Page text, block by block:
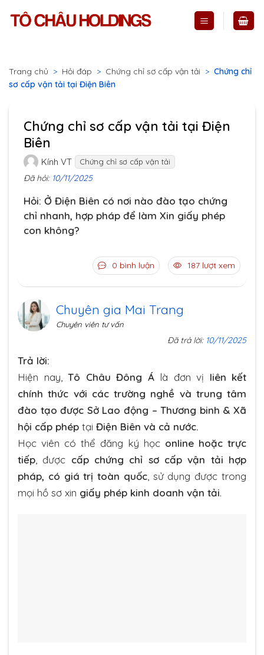
Trang chủ > Hỏi đáp > Chứng chỉ sơ cấp vận tải > Chứng chỉ
sơ cấp vận tải tại Điện Biên
Chứng chỉ sơ cấp vận tải tại Điện
Biên
Kính VT Chứng chỉ sơ cấp vận tải
Đã hỏi: 10/11/2025
Hỏi: Ở Điện Biên có nơi nào đào tạo chứng
chỉ nhanh, hợp pháp để làm Xin giấy phép
con không?
0 bình luận 187 lượt xem
Chuyên gia Mai Trang
Chuyên viên tư vấn
Đã trả lời: 10/11/2025
Trả lời:
Hiện nay, Tô Châu Đông Álà đơn vị liên kết
chính thức với các trường nghề và trung tâm
đào tạo được Sở Lao động – Thương binh & Xã
hội cấp phép tại Điện Biên và cả nước.
Học viên có thể đăng ký học online hoặc trực
tiếp , được cấp chứng chỉ sơ cấp vận tải hợp
pháp, có giá trị toàn quốc, sử dụng được trong
mọi hồ sơ xin giấy phép kinh doanh vận tải.